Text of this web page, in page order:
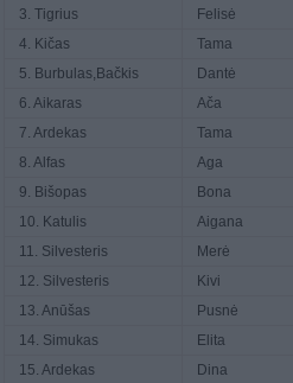
3. Tigrius
Felisė
4. Kičas
Tama
5. Burbulas,Bačkis
Dantė
6. Aikaras
Ača
7. Ardekas
Tama
8. Alfas
Aga
9. Bišopas
Bona
10. Katulis
Aigana
11. Silvesteris
Merė
12. Silvesteris
Kivi
13. Anūšas
Pusnė
14. Simukas
Elita
15. Ardekas
Dina